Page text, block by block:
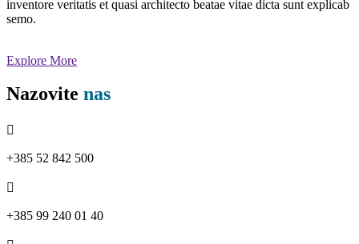
inventore veritatis et quasi architecto beatae vitae dicta sunt explicab
semo.
Explore More
Nazovite nas

+385 52 842 500

+385 99 240 01 40